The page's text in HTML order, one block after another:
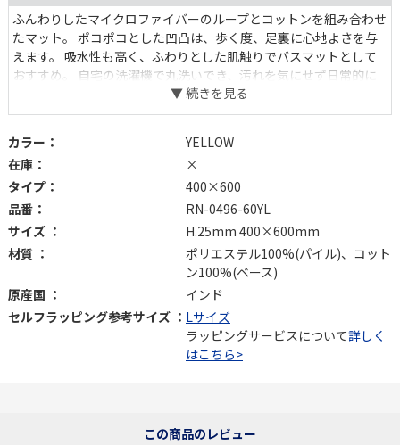
ふんわりしたマイクロファイバーのループとコットンを組み合わせ
たマット。 ポコポコとした凹凸は、歩く度、足裏に心地よさを与
えます。 吸水性も高く、ふわりとした肌触りでバスマットとして
おすすめ。 自宅の洗濯機で丸洗いでき、汚れを気にせず日常的に
お使いいただけます。 ランダムなグラデーションの濃淡に癒され
ます。
カラー：
YELLOW
在庫：
×
タイプ：
400×600
品番：
RN-0496-60YL
サイズ ：
H.25mm 400×600mm
材質 ：
ポリエステル100%(パイル)、コット
ン100%(ベース)
原産国 ：
インド
セルフラッピング参考サイズ ： Lサイズ
ラッピングサービスについて詳しく
はこちら>
この商品のレビュー